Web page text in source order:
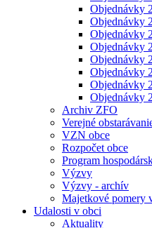
Objednávky
Objednávky
Objednávky
Objednávky
Objednávky
Objednávky
Objednávky
Objednávky
Archiv ZFO
Verejné
VZN obce
Rozpočet obce
Program
Výzvy
Výzvy - archív
Majetkové pomery
Udalosti v obci
Aktuality